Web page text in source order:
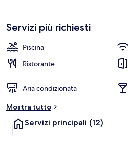
Servizi più richiesti
Piscina
Ristorante
Aria condizionata
Mostra tutto
Servizi principali (12)